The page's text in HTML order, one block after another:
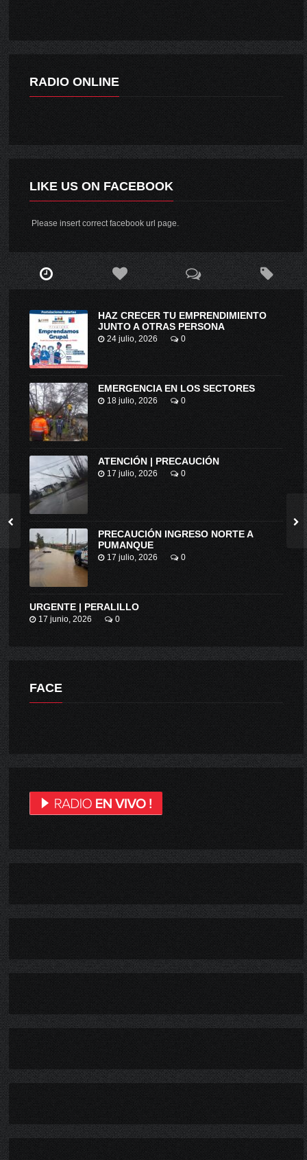
RADIO ONLINE
LIKE US ON FACEBOOK
Please insert correct facebook url page.
HAZ CRECER TU EMPRENDIMIENTO
JUNTO A OTRAS PERSONA
24 julio, 2026 0
EMERGENCIA EN LOS SECTORES
18 julio, 2026 0
ATENCIÓN | PRECAUCIÓN
17 julio, 2026 0
PRECAUCIÓN INGRESO NORTE A
PUMANQUE
17 julio, 2026 0
URGENTE | PERALILLO
17 junio, 2026 0
FACE